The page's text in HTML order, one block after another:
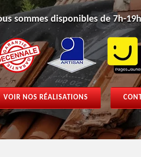
sommes disponibles de 7h-19h
VOIR NOS RÉALISATIONS